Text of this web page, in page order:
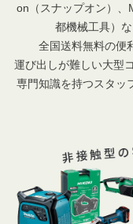
on（スナップオン）、
都機械工具）
全国送料無料の便
運び出しが難しい大型
専門知識を持つスタッ